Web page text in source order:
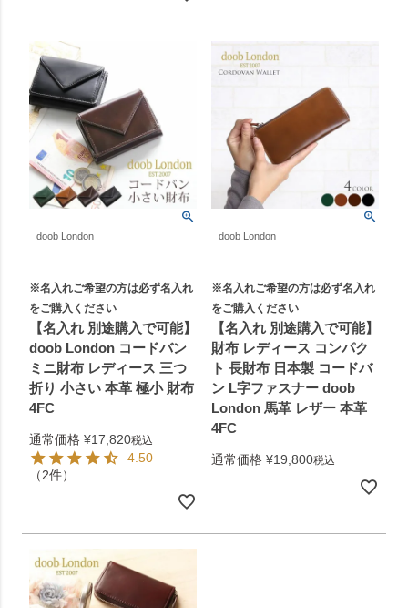
doob London
※名入れご希望の方は必ず名入れ
をご購入ください
【名入れ 別途購入で可能】
doob London コードバン
ミニ財布 レディース 三つ
折り 小さい 本革 極小 財布
4FC
通常価格 ¥17,820税込
4.50
（2件）
doob London
※名入れご希望の方は必ず名入れ
をご購入ください
【名入れ 別途購入で可能】
財布 レディース コンパク
ト 長財布 日本製 コードバ
ン L字ファスナー doob
London 馬革 レザー 本革
4FC
通常価格 ¥19,800税込